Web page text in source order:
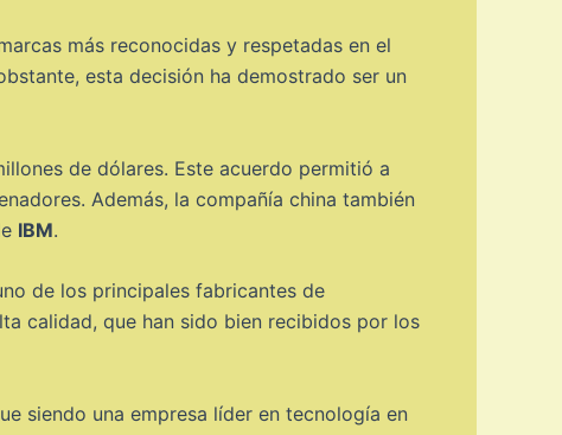
más reconocidas y respetadas en el
esta decisión ha demostrado ser un
de dólares. Este acuerdo permitió a
Además, la compañía china también
IBM.
de los principales fabricantes de
calidad, que han sido bien recibidos por los
siendo una empresa líder en tecnología en